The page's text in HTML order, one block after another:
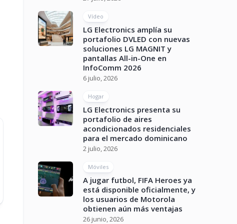
Vídeo
LG Electronics amplía su
portafolio DVLED con nuevas
soluciones LG MAGNIT y
pantallas All-in-One en
InfoComm 2026
6 julio, 2026
Hogar
LG Electronics presenta su
portafolio de aires
acondicionados residenciales
para el mercado dominicano
2 julio, 2026
Móviles
A jugar futbol, FIFA Heroes ya
está disponible oficialmente, y
los usuarios de Motorola
obtienen aún más ventajas
26 junio, 2026